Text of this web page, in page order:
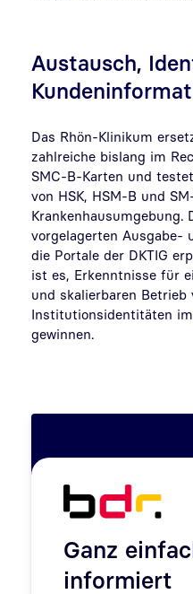
Austausch,
Das Rhön-Klinikum
zahlreiche bislang im
SMC-B-Karten und
von HSK, HSM-B und
Krankenhausumgebung.
vorgelagerten Ausgabe-
die Portale der DKTIG
ist es, Erkenntnisse für
und skalierbaren Betrieb
Institutionsidentitäten
gewinnen.
Ganz
informiert